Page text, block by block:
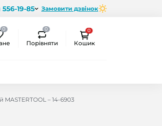
19-85 Замовити дзвінок
0 0
Порівняти
0
Кошик
– 14-6903